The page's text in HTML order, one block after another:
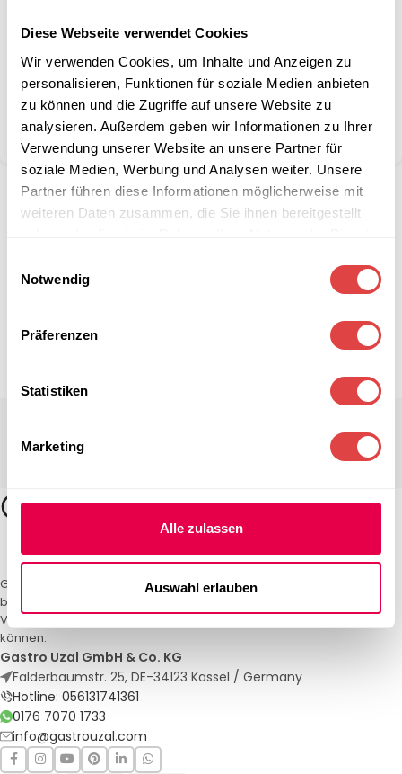
Diese Webseite verwendet Cookies
Wir verwenden Cookies, um Inhalte und Anzeigen zu
personalisieren, Funktionen für soziale Medien anbieten
zu können und die Zugriffe auf unsere Website zu
analysieren. Außerdem geben wir Informationen zu Ihrer
Verwendung unserer Website an unsere Partner für
soziale Medien, Werbung und Analysen weiter. Unsere
Partner führen diese Informationen möglicherweise mit
weiteren Daten zusammen, die Sie ihnen bereitgestellt
Notwendig
Präferenzen
Statistiken
Marketing
Alle zulassen
Auswahl erlauben
Artikelnummer:55002
Kategorie: Restaurant- und Esszimmerstühle
Marke:Gastro Uzal
Teilen:
Gastro Uzal – Ihr Spezialist für Gastronomiemöbel und -textilien. Wir
bieten maßgeschneiderte Lösungen für Restaurants, Hotels und
Veranstaltungen. Qualität und Service, auf die Sie sich verlassen
können.
Gastro Uzal GmbH & Co. KG
Falderbaumstr. 25, DE-34123 Kassel / Germany
Hotline: 056131741361
0176 7070 1733
info@gastrouzal.com